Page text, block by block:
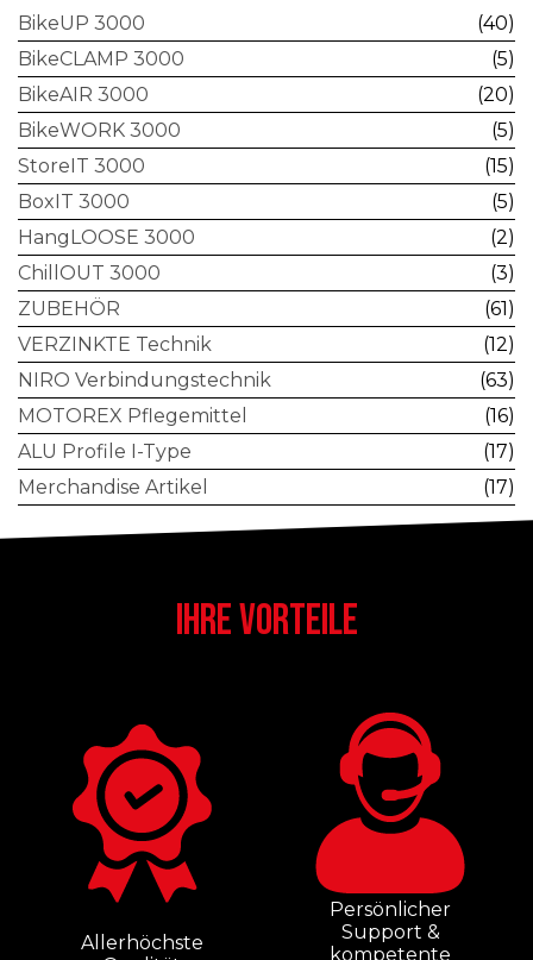
BikeUP 3000
(40)
BikeCLAMP 3000
(5)
BikeAIR 3000
(20)
BikeWORK 3000
(5)
StoreIT 3000
(15)
BoxIT 3000
(5)
HangLOOSE 3000
(2)
ChillOUT 3000
(3)
ZUBEHÖR
(61)
VERZINKTE Technik
(12)
NIRO Verbindungstechnik
(63)
MOTOREX Pflegemittel
(16)
ALU Profile I-Type
(17)
Merchandise Artikel
(17)
IHRE VORTEILE
Allerhöchste
Persönlicher
Support &
kompetente